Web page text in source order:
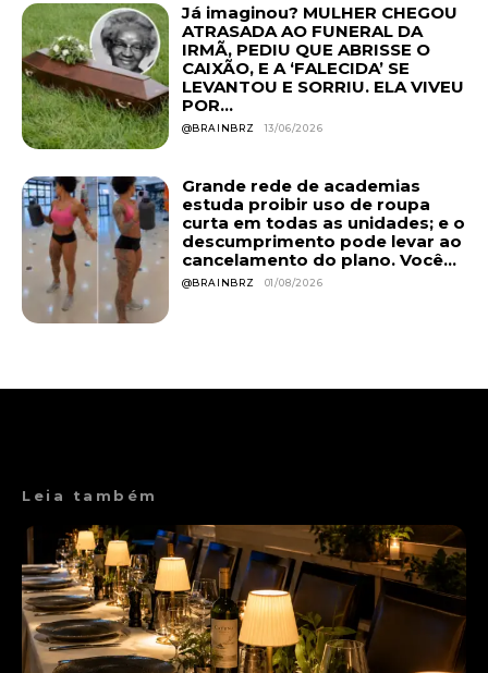
Já imaginou? MULHER CHEGOU
ATRASADA AO FUNERAL DA
IRMÃ, PEDIU QUE ABRISSE O
CAIXÃO, E A ‘FALECIDA’ SE
LEVANTOU E SORRIU. ELA VIVEU
POR...
@BRAINBRZ 13/06/2026
Grande rede de academias
estuda proibir uso de roupa
curta em todas as unidades; e o
descumprimento pode levar ao
cancelamento do plano. Você...
@BRAINBRZ 01/08/2026
Leia também